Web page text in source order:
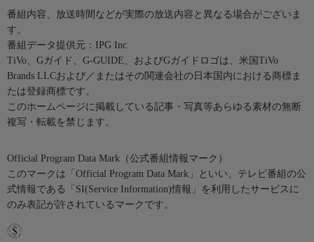
番組内容、放送時間などが実際の放送内容と異なる場合がございま
す。
番組データ提供元：IPG Inc.
TiVo、Gガイド、G-GUIDE、およびGガイドロゴは、米国TiVo
Brands LLCおよび／またはその関連会社の日本国内における商標ま
たは登録商標です。
このホームページに掲載している記事・写真等あらゆる素材の無断
複写・転載を禁じます。
Official Program Data Mark（公式番組情報マーク）
このマークは「Official Program Data Mark」といい、テレビ番組の公
式情報である「SI(Service Information)情報」を利用したサービスに
のみ表記が許されているマークです。